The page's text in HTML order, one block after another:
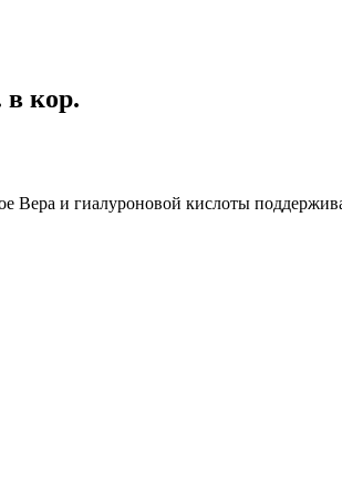
в кор.
Вера и гиалуроновой кислоты